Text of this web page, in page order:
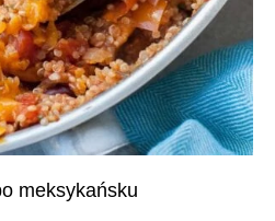
meksykańsku